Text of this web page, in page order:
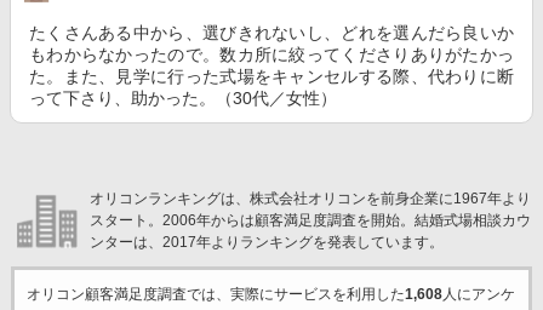
たくさんある中から、選びきれないし、どれを選んだら良いか
もわからなかったので。数カ所に絞ってくださりありがたかっ
た。また、見学に行った式場をキャンセルする際、代わりに断
って下さり、助かった。（30代／女性）
オリコンランキングは、株式会社オリコンを前身企業に1967年より
スタート。2006年からは顧客満足度調査を開始。結婚式場相談カウ
ンターは、2017年よりランキングを発表しています。
オリコン顧客満足度調査では、実際にサービスを利用した1,608人にアンケ